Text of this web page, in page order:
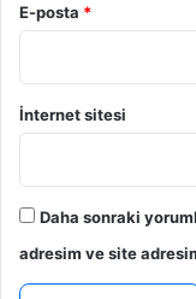
E-posta *
İnternet sitesi
Daha sonraki
adresim ve site